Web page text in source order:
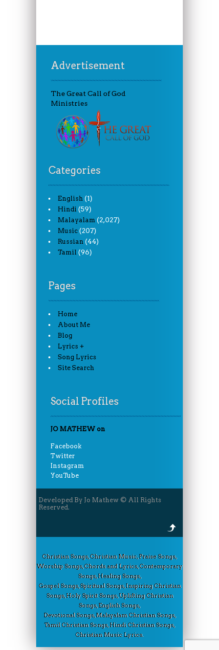
Advertisement
The Great Call of God
Ministries
Categories
English (1)
Hindi (59)
Malayalam (2,027)
Music (207)
Russian (44)
Tamil (96)
Pages
Home
About Me
Blog
Lyrics +
Song Lyrics
Site Search
Social Profiles
JO MATHEW on
Facebook
Twitter
Instagram
YouTube
Developed By Jo Mathew © All Rights
Reserved.
Christian Songs, Christian Music, Praise Songs,
Worship Songs, Chords and Lyrics, Contemporary
Songs, Healing Songs,
Gospel Songs, Spiritual Songs, Inspiring Christian
Songs, Holy Spirit Songs, Uplifting Christian
Songs, English Songs,
Devotional Songs, Malayalam Christian Songs,
Tamil Christian Songs, Hindi Christian Songs,
Christian Music Lyrics.